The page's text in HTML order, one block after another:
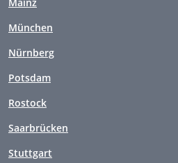
München
Nürnberg
Potsdam
Rostock
Saarbrücken
Stuttgart